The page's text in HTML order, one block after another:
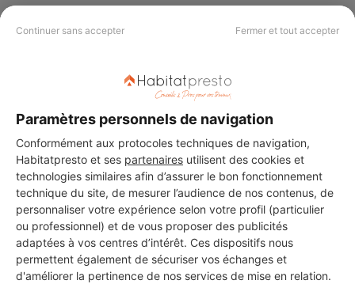
Continuer sans accepter Fermer et tout accepter
Paramètres personnels de navigation
Conformément aux protocoles techniques de navigation,
Habitatpresto et ses partenaires utilisent des cookies et
technologies similaires afin d’assurer le bon fonctionnement
technique du site, de mesurer l’audience de nos contenus, de
personnaliser votre expérience selon votre profil (particulier
ou professionnel) et de vous proposer des publicités
adaptées à vos centres d’intérêt. Ces dispositifs nous
permettent également de sécuriser vos échanges et
d'améliorer la pertinence de nos services de mise en relation.
CHERCHER ?
Vous souhaitez réaliser des travaux et ne savez quel professionnel
choisir ? Demandez des devis travauxauprès de notre réseau de 5 000
professionnels partout en France.
DEMANDER UN DEVIS